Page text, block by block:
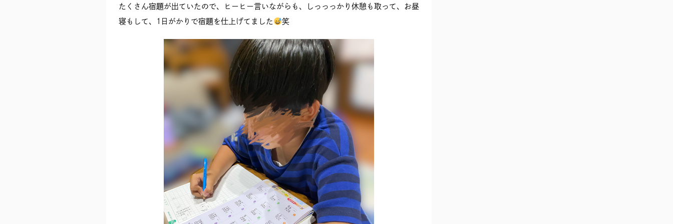
たくさん宿題が出ていたので、ヒーヒー言いながらも、しっっっかり休憩も取って、お昼
寝もして、1日がかりで宿題を仕上げてました
笑